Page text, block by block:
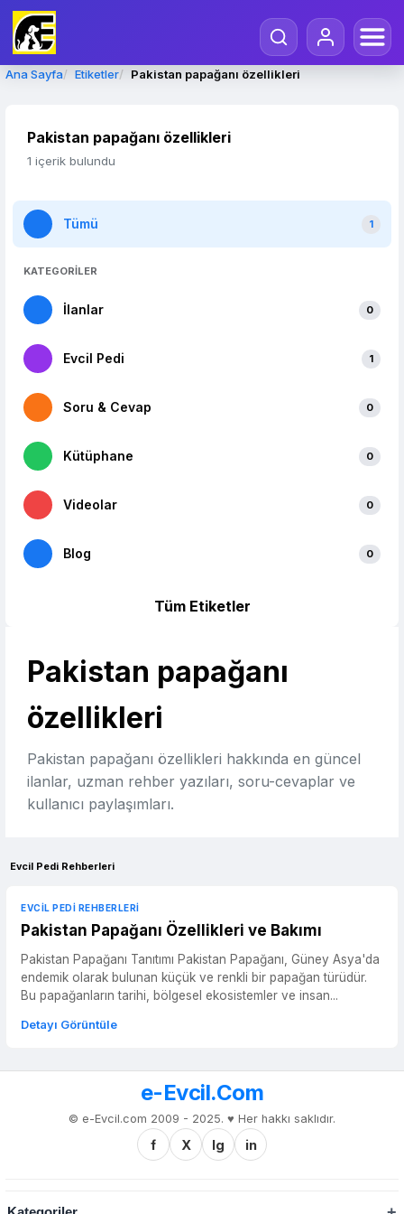
Ana Sayfa Etiketler Pakistan papağanı özellikleri
Pakistan papağanı özellikleri
1 içerik bulundu
Tümü 1
KATEGORİLER
İlanlar 0
Evcil Pedi 1
Soru & Cevap 0
Kütüphane 0
Videolar 0
Blog 0
Tüm Etiketler
Pakistan papağanı
özellikleri
Pakistan papağanı özellikleri hakkında en güncel
ilanlar, uzman rehber yazıları, soru-cevaplar ve
kullanıcı paylaşımları.
Evcil Pedi Rehberleri
EVCIL PEDI REHBERLERI
Pakistan Papağanı Özellikleri ve Bakımı
Pakistan Papağanı Tanıtımı Pakistan Papağanı, Güney Asya'da
endemik olarak bulunan küçük ve renkli bir papağan türüdür.
Bu papağanların tarihi, bölgesel ekosistemler ve insan...
Detayı Görüntüle
e-Evcil.Com
© e-Evcil.com 2009 - 2025. ♥️ Her hakkı saklıdır.
f X Ig in